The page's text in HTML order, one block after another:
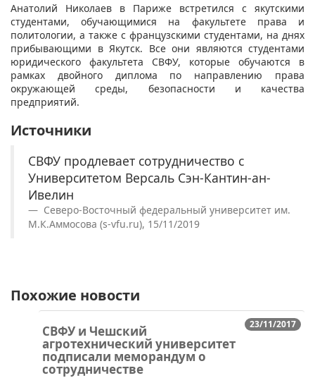
Анатолий Николаев в Париже встретился с якутскими
студентами, обучающимися на факультете права и
политологии, а также с французскими студентами, на днях
прибывающими в Якутск. Все они являются студентами
юридического факультета СВФУ, которые обучаются в
рамках двойного диплома по направлению права
окружающей среды, безопасности и качества
предприятий.
Источники
СВФУ продлевает сотрудничество с
Университетом Версаль Сэн-Кантин-ан-
Ивелин
Северо-Восточный федеральный университет им.
М.К.Аммосова (s-vfu.ru), 15/11/2019
Похожие новости
23/11/2017
СВФУ и Чешский
агротехнический университет
подписали меморандум о
сотрудничестве